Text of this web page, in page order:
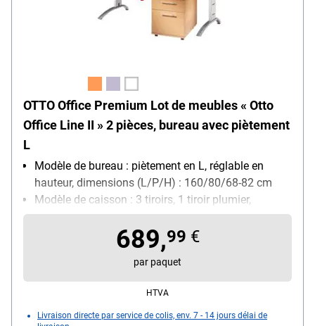
OTTO Office Premium Lot de meubles « Otto
Office Line II » 2 pièces, bureau avec piètement
L
Modèle de bureau : piètement en L, réglable en
hauteur, dimensions (L/P/H) : 160/80/68-82 cm
Modèle de caisson : 3 tiroirs, 1 tiroir plumier,
verrouillable, avec Soft-Closing (fermeture
autonome amortie des tiroirs), roulettes, dimensions
(L/P/H) : 42,8/56/59 cm
689,99 €
par paquet
HTVA
Livraison directe par service de colis, env. 7 - 14 jours délai de